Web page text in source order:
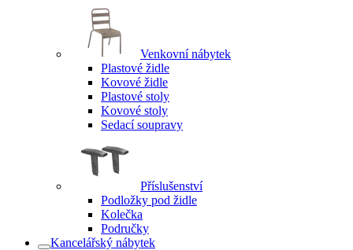
Venkovní nábytek
Plastové židle
Kovové židle
Plastové stoly
Kovové stoly
Sedací soupravy
Příslušenství
Podložky pod židle
Kolečka
Područky
Kancelářský nábytek